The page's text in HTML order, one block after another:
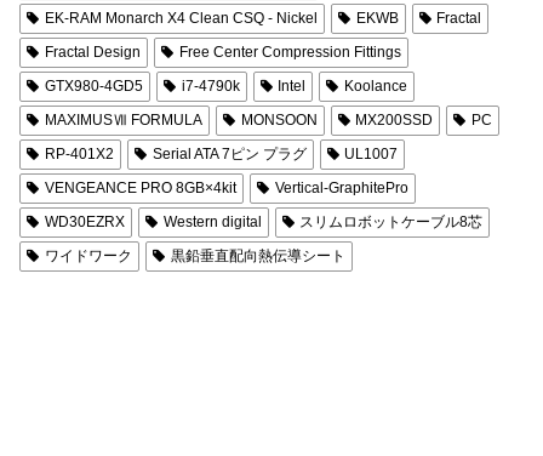
EK-RAM Monarch X4 Clean CSQ - Nickel
EKWB
Fractal
Fractal Design
Free Center Compression Fittings
GTX980-4GD5
i7-4790k Intel
Koolance
MAXIMUSⅦ FORMULA
MONSOON MX200SSD
PC
RP-401X2
Serial ATA 7ピン プラグ
UL1007
VENGEANCE PRO 8GB×4kit
Vertical-GraphitePro
WD30EZRX
Western digital
スリムロボットケーブル8芯
ワイドワーク
黒鉛垂直配向熱伝導シート